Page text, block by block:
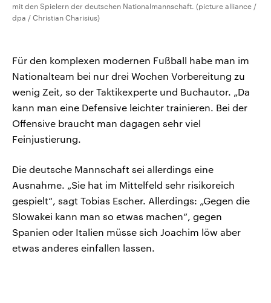
mit den Spielern der deutschen Nationalmannschaft. (picture alliance /
dpa / Christian Charisius)
Für den komplexen modernen Fußball habe man im
Nationalteam bei nur drei Wochen Vorbereitung zu
wenig Zeit, so der Taktikexperte und Buchautor. „Da
kann man eine Defensive leichter trainieren. Bei der
Offensive braucht man dagagen sehr viel
Feinjustierung.
Die deutsche Mannschaft sei allerdings eine
Ausnahme. „Sie hat im Mittelfeld sehr risikoreich
gespielt“, sagt Tobias Escher. Allerdings: „Gegen die
Slowakei kann man so etwas machen“, gegen
Spanien oder Italien müsse sich Joachim löw aber
etwas anderes einfallen lassen.